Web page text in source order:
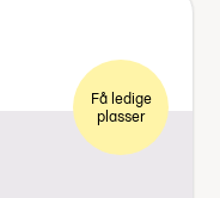
Få ledige
plasser